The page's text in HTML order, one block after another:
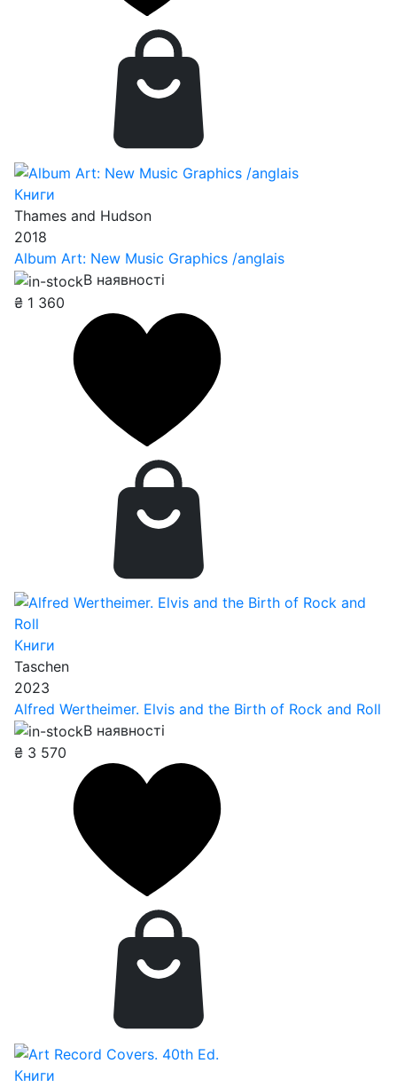
Книги
Thames and Hudson
2018
Album Art: New Music Graphics /anglais
В наявності
₴ 1 360
Книги
Taschen
2023
Alfred Wertheimer. Elvis and the Birth of Rock and Roll
В наявності
₴ 3 570
Книги